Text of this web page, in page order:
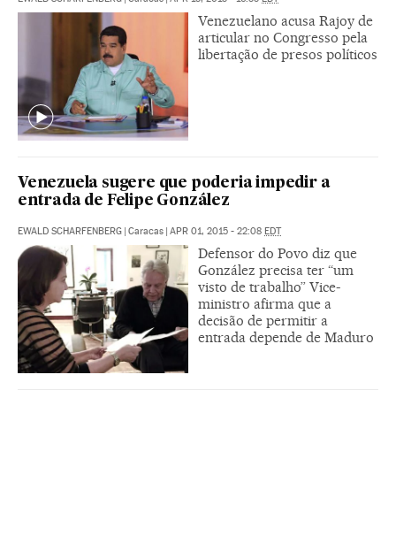
Venezuelano acusa Rajoy de
articular no Congresso pela
libertação de presos políticos
Venezuela sugere que poderia impedir a
entrada de Felipe González
EWALD SCHARFENBERG | Caracas | APR 01, 2015 - 22:08 EDT
Defensor do Povo diz que
González precisa ter “um
visto de trabalho” Vice-
ministro afirma que a
decisão de permitir a
entrada depende de Maduro